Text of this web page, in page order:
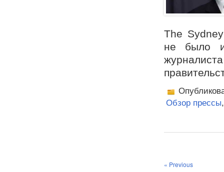
The
не было
Обзор прессы
« Previous